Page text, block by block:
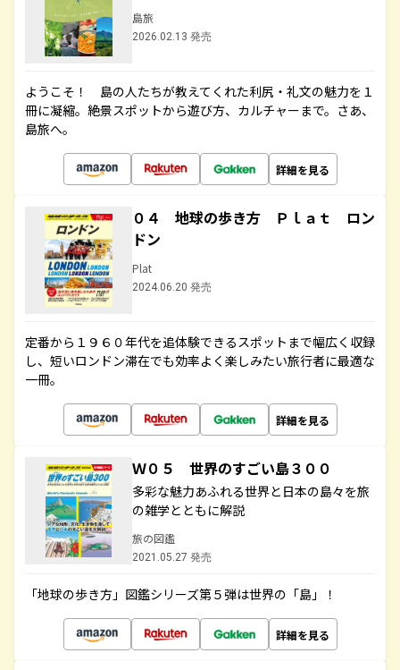
島旅
2026.02.13 発売
ようこそ！ 島の人たちが教えてくれた利尻・礼文の魅力を１
冊に凝縮。絶景スポットから遊び方、カルチャーまで。さあ、
島旅へ。
詳細を見る
０４ 地球の歩き方 Ｐｌａｔ ロン
ドン
Plat
2024.06.20 発売
定番から１９６０年代を追体験できるスポットまで幅広く収録
し、短いロンドン滞在でも効率よく楽しみたい旅行者に最適な
一冊。
詳細を見る
Ｗ０５ 世界のすごい島３００
多彩な魅力あふれる世界と日本の島々を旅
の雑学とともに解説
旅の図鑑
2021.05.27 発売
「地球の歩き方」図鑑シリーズ第５弾は世界の「島」！
詳細を見る